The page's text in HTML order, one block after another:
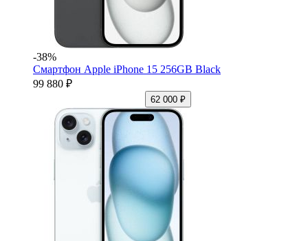
-38%
Смартфон Apple iPhone 15 256GB Black
99 880 ₽
62 000 ₽